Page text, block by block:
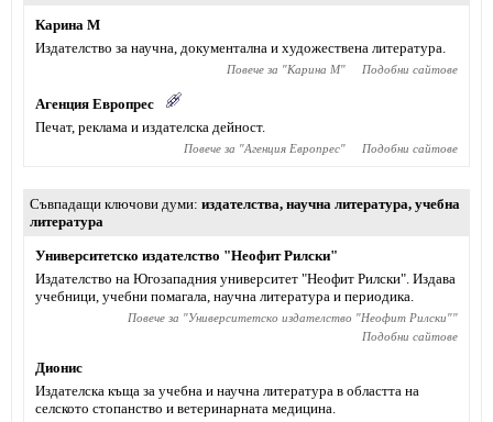
Карина М
Издателство за научна, документална и художествена литература.
Повече за "Карина М" Подобни сайтове
Агенция Европрес
Печат, реклама и издателска дейност.
Повече за "Агенция Европрес" Подобни сайтове
Съвпадащи ключови думи издателства, научна литература, учебна
литература
Университетско издателство "Неофит Рилски"
Издателство на Югозападния университет "Неофит Рилски". Издава
учебници, учебни помагала, научна литература и периодика.
Повече за "Университетско издателство "Неофит Рилски""
Подобни сайтове
Дионис
Издателска къща за учебна и научна литература в областта на
селското стопанство и ветеринарната медицина.